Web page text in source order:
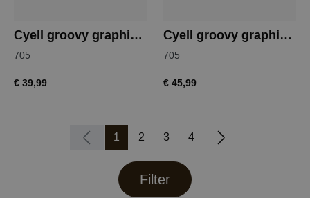
Cyell groovy graphic bikinislip
705
€ 39,99
Cyell groovy graphic bikinislip
705
€ 45,99
1 2 3 4
Filter